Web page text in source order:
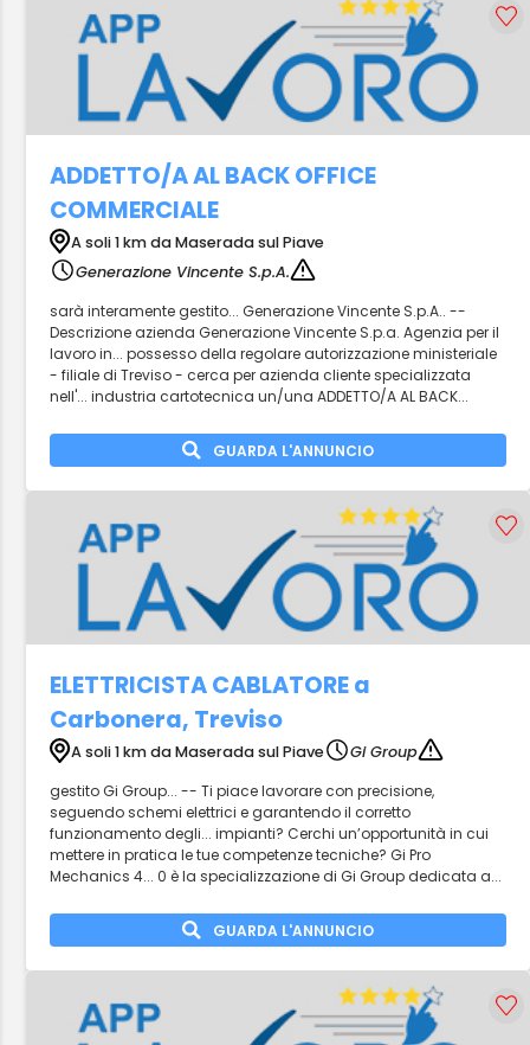
ADDETTO/A AL BACK OFFICE
COMMERCIALE
A soli 1 km da Maserada sul Piave
Generazione Vincente S.p.A.
sarà interamente gestito... Generazione Vincente S.p.A.. --
Descrizione azienda Generazione Vincente S.p.a. Agenzia per il
lavoro in... possesso della regolare autorizzazione ministeriale
- filiale di Treviso - cerca per azienda cliente specializzata
nell'... industria cartotecnica un/una ADDETTO/A AL BACK...
GUARDA L'ANNUNCIO
ELETTRICISTA CABLATORE a
Carbonera, Treviso
A soli 1 km da Maserada sul Piave
Gi Group
gestito Gi Group... -- Ti piace lavorare con precisione,
seguendo schemi elettrici e garantendo il corretto
funzionamento degli... impianti? Cerchi un’opportunità in cui
mettere in pratica le tue competenze tecniche? Gi Pro
Mechanics 4... 0 è la specializzazione di Gi Group dedicata a...
GUARDA L'ANNUNCIO